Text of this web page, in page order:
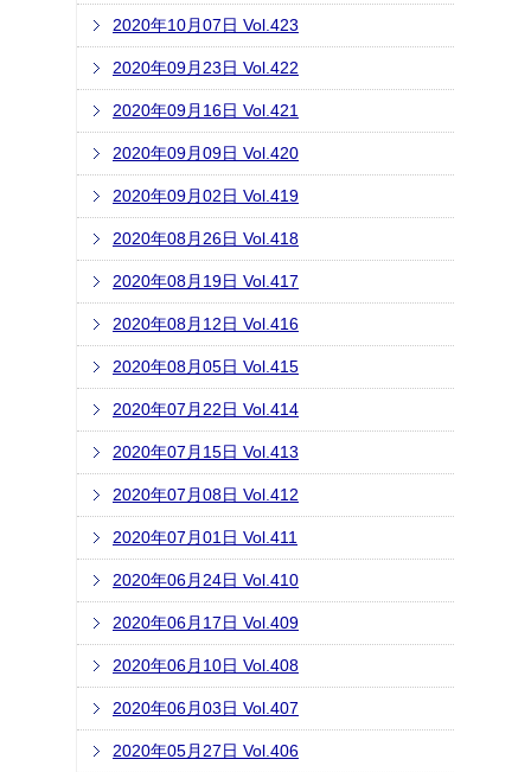
2020年10月07日 Vol.423
2020年09月23日 Vol.422
2020年09月16日 Vol.421
2020年09月09日 Vol.420
2020年09月02日 Vol.419
2020年08月26日 Vol.418
2020年08月19日 Vol.417
2020年08月12日 Vol.416
2020年08月05日 Vol.415
2020年07月22日 Vol.414
2020年07月15日 Vol.413
2020年07月08日 Vol.412
2020年07月01日 Vol.411
2020年06月24日 Vol.410
2020年06月17日 Vol.409
2020年06月10日 Vol.408
2020年06月03日 Vol.407
2020年05月27日 Vol.406